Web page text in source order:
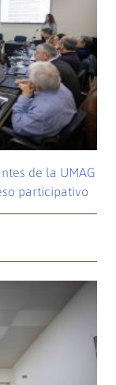
de la UMAG
participativo